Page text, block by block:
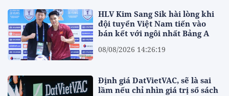
HLV Kim Sang Sik hài lòng khi
đội tuyển Việt Nam tiến vào
bán kết với ngôi nhất Bảng A
08/08/2026 14:26:19
Định giá DatVietVAC, sẽ là sai
lầm nếu chỉ nhìn giá trị sổ sách